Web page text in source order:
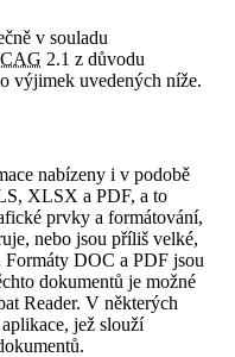
v souladu
2.1 z důvodu
výjimek uvedených níže.
nabízeny i v podobě
XLSX a PDF, a to
prvky a formátování,
nebo jsou příliš velké,
Formáty DOC a PDF jsou
dokumentů je možné
Reader. V některých
jež slouží